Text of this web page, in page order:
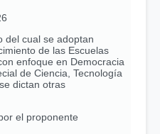
del cual se adoptan
de las Escuelas
enfoque en Democracia
de Ciencia, Tecnología
dictan otras
el proponente